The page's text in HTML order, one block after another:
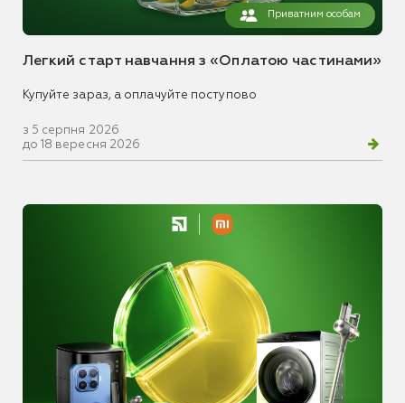
Приватним особам
Легкий старт навчання з «Оплатою частинами»
Купуйте зараз, а оплачуйте поступово
з 5 серпня 2026
до 18 вересня 2026